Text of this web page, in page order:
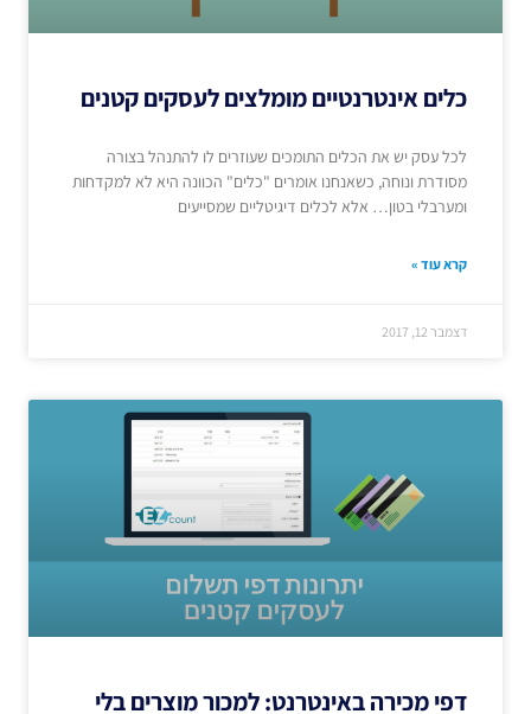
כלים אינטרנטיים מומלצים לעסקים קטנים
לכל עסק יש את הכלים התומכים שעוזרים לו להתנהל בצורה
מסודרת ונוחה, כשאנחנו אומרים "כלים" הכוונה היא לא למקדחות
ומערבלי בטון… אלא לכלים דיגיטליים שמסייעים
קרא עוד »
דצמבר 12, 2017
דפי מכירה באינטרנט: למכור מוצרים בלי